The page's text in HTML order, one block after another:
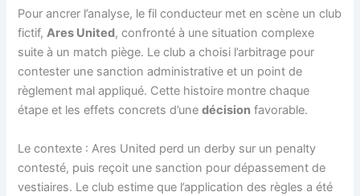
Pour ancrer l’analyse, le fil conducteur met en scène un club
fictif,Ares United, confronté à une situation complexe
suite à un match piège. Le club a choisi l’arbitrage pour
contester une sanction administrative et un point de
règlement mal appliqué. Cette histoire montre chaque
étape et les effets concrets d’unedécision favorable.
Le contexte : Ares United perd un derby sur un penalty
contesté, puis reçoit une sanction pour dépassement de
vestiaires. Le club estime que l’application des règles a été